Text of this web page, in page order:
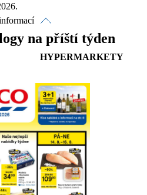
on-line
Stáhnout
na příští týden
HYPERMARKETY